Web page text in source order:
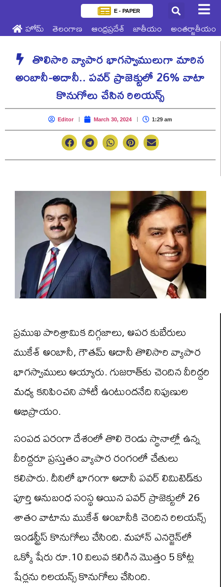
E - PAPER
హోమ్ తెలంగాణ ఆంధ్రప్రదేశ్ జాతీయం అంతర్జాతీయం
తొలిసారి వ్యాపార భాగస్వాములుగా మారిన
అంబానీ-అదానీ.. పవర్‌ ప్రాజెక్టులో 26% వాటా
కొనుగోలు చేసిన రిలయన్స్
Editor March 30, 2024 1:29 am
ప్రముఖ పారిశ్రామిక దిగ్గజాలు, అపర కుబేరులు
ముకేశ్‌ అంబానీ, గౌతమ్‌ అదానీ తొలిసారి వ్యాపార
భాగస్వాములు అయ్యారు. గుజరాత్‌కు చెందిన వీరిద్దరి
మధ్య కనిపించని పోటీ ఉంటుందనేది నిపుణుల
అభిప్రాయం.
సంపద పరంగా దేశంలో తొలి రెండు స్థానాల్లో ఉన్న
వీరిద్దరూ ప్రస్తుతం వ్యాపార రంగంలో చేతులు
కలిపారు. దీనిలో భాగంగా అదానీ పవర్‌ లిమిటెడ్‌కు
పూర్తి అనుబంధ సంస్థ అయిన పవర్‌ ప్రాజెక్టులో 26
శాతం వాటాను ముకేశ్‌ అంబానీకి చెందిన రిలయన్స్‌
ఇండస్ట్రీస్ కొనుగోలు చేసింది. మహాన్‌ ఎనర్జెన్‌లో
ఒక్కో షేరు రూ.10 విలువ కలిగిన మొత్తం 5 కోట్ల
షేర్లను రిలయన్స్‌ కొనుగోలు చేసింది.